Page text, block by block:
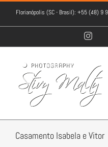
Florianópolis (SC - Brasil): +55 (48) 9
Casamento Isabela e Vitor